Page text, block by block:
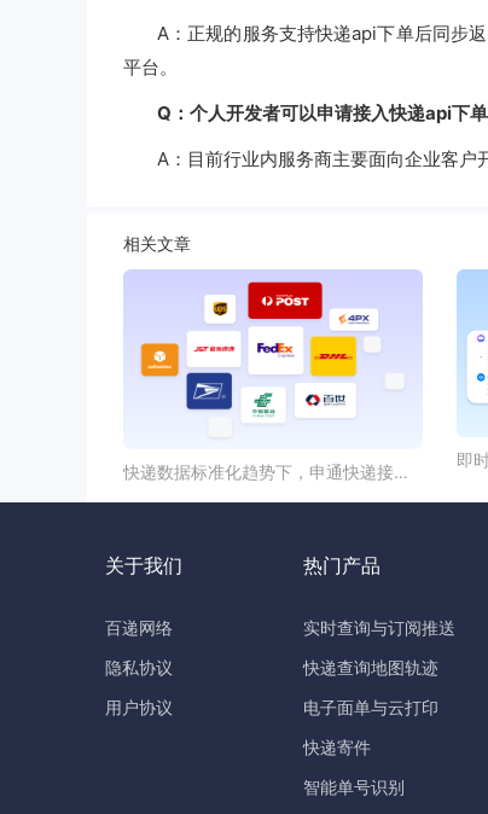
A：正规的服务支持快递api下单后同步
平台。
Q：个人开发者可以申请接入快递api下
A：目前行业内服务商主要面向企业客户
相关文章
快递数据标准化趋势下，申通快递接口为什么需要统一接入？
关于我们
百递网络
隐私协议
用户协议
热门产品
实时查询与订阅推送
快递查询地图轨迹
电子面单与云打印
快递寄件
智能单号识别